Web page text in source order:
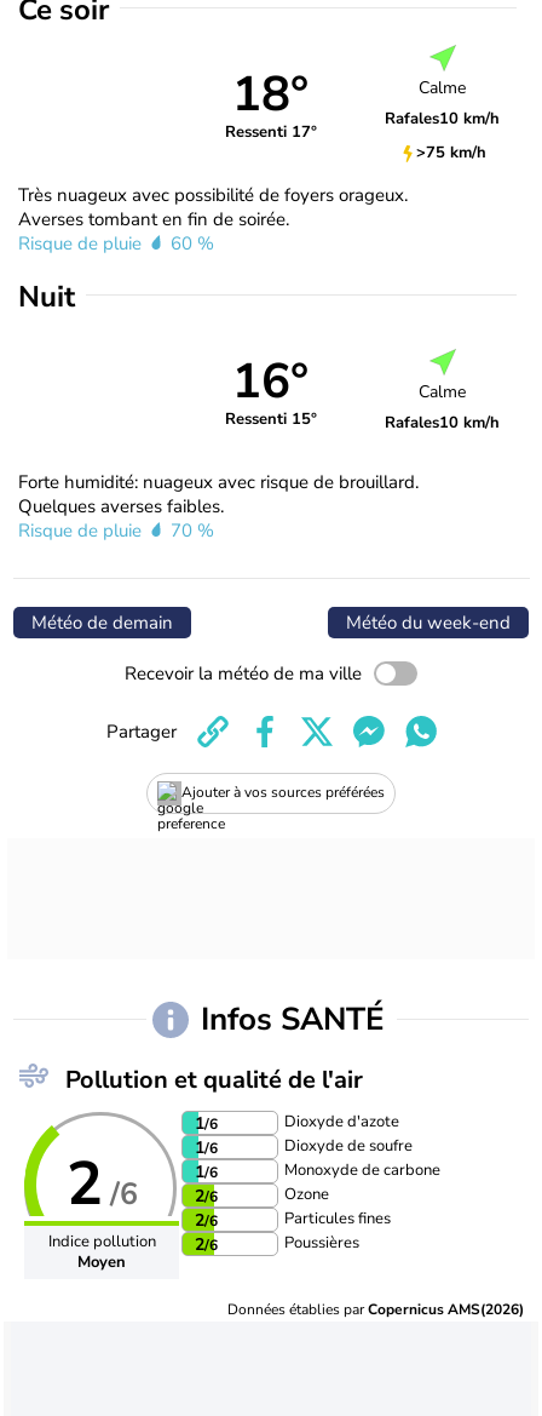
Ce soir
18°
Ressenti 17°
Calme
Rafales10 km/h
>75 km/h
Très nuageux avec possibilité de foyers orageux.
Averses tombant en fin de soirée.
Risque de pluie
60 %
Nuit
16°
Ressenti 15°
Calme
Rafales10 km/h
Forte humidité: nuageux avec risque de brouillard.
Quelques averses faibles.
Risque de pluie
70 %
Météo de demain Météo du week-end
Recevoir la météo de ma ville
Ajouter à vos sources préférées
Partager
Infos SANTÉ
Pollution et qualité de l'air
2 /6
Indice pollution
Moyen
1/6 Dioxyde d'azote
1/6 Dioxyde de soufre
1/6 Monoxyde de carbone
2/6 Ozone
2/6 Particules fines
2/6 Poussières
Données établies parCopernicus AMS(2026)